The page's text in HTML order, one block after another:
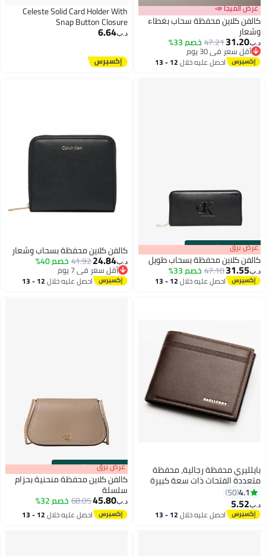
2
عرض الميجا 📣
كالفن كلاين محفظة سحاب بغطاء
وشعار
د.ب‏31.20
47.21خصم 33%
أقل سعر في 30 يوم
أقل سعر في 30 يوماحصل عليه خلال 12 - 13
اغسطس
Celeste Solid Card Holder With
Snap Button Closure
د.ب‏6.64
00m:00s
·باقي 100% عرض برق
كالفن كلاين محفظة بسحاب طويل
د.ب‏31.55
47.10خصم 33%
احصل عليه خلال 12 - 13
2
كالفن كلاين محفظة بسحاب وشعار
د.ب‏24.84
41.92خصم 40%
أقل سعر في 7 يوم
أقل سعر في 7 يوماحصل عليه خلال 12 - 13
11
بايلليري محفظة رجالية، محفظة
متعددة الفتحات ذات سعة كبيرة
وعالية الجودة، للأعمال والترفيه،
مصنوعة من الجلد القصير، تصميم
أنيق وبسيط وجوي، محفظة مريحة
وصغيرة بيد واحدة، بنية اللون.
4.1
50
د.ب‏5.52
احصل عليه خلال 12 - 13
00m:00s
·باقي 100% عرض برق
كالفن كلاين محفظة منحنية بحزام
سلسلة
د.ب‏45.80
68.05خصم 32%
احصل عليه خلال 12 - 13